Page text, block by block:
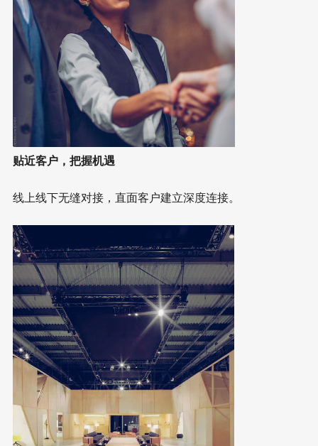
贴近客户，把握机遇
线上线下无缝对接，直面客户建立深度连接。